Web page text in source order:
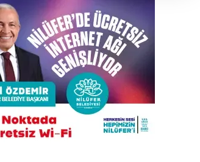
Karacabey Belediyespor’dan 5 imza birden
TEKNOSAB KOBİ OSB tanıtıldı
Bakanlığa sahte diploma soruları: 419
usulsüz denklik, yanıt yok